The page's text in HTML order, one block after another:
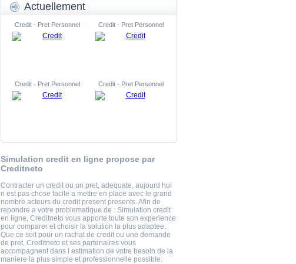
Actuellement
Credit - Pret Personnel Credit - Pret Personnel
Credit - Pret Personnel Credit - Pret Personnel
Simulation credit en ligne propose par
Creditneto
Contracter un credit ou un pret, adequate, aujourd hui
n est pas chose facile a mettre en place avec le grand
nombre acteurs du credit present presents. Afin de
repondre a votre problematique de : Simulation credit
en ligne, Creditneto vous apporte toute son experience
pour comparer et choisir la solution la plus adaptee.
Que ce soit pour un rachat de credit ou une demande
de pret, Creditneto et ses partenaires vous
accompagnent dans l estimation de votre besoin de la
maniere la plus simple et professionnelle possible.